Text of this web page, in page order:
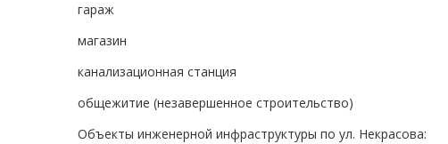
гараж
магазин
канализационная станция
общежитие (незавершенное строительство)
Объекты инженерной инфраструктуры по ул. Некрасова: